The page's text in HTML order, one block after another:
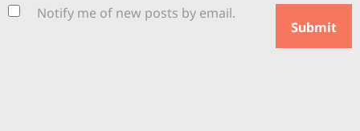
Notify me of new posts by email.